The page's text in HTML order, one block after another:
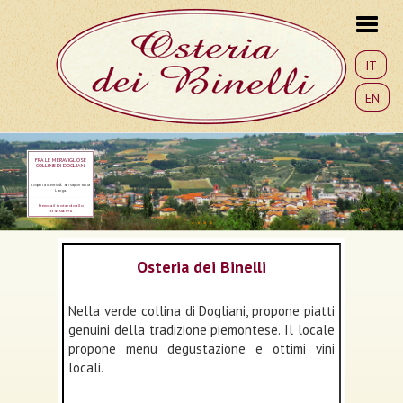
IT
EN
FRA LE MERAVIGLIOSE
COLLINE DI DOGLIANI
Scopri l'autenticiÃ dei sapori della
Langa.
Prenota il tuo tavolo allo
3347546594
Osteria dei Binelli
Nella verde collina di Dogliani, propone piatti
genuini della tradizione piemontese. Il locale
propone menu degustazione e ottimi vini
locali.